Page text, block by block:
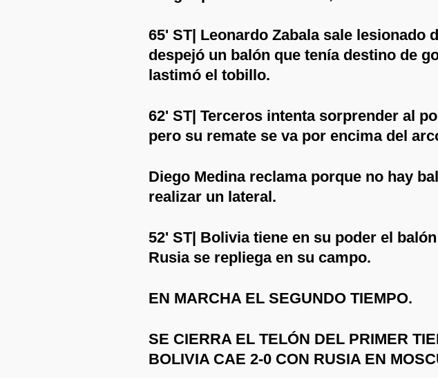
65' ST| Leonardo Zabala sale lesionado
despejó un balón que tenía destino de
lastimó el tobillo.
62' ST| Terceros intenta sorprender al
pero su remate se va por encima del
Diego Medina reclama porque no hay
realizar un lateral.
52' ST| Bolivia tiene en su poder el
Rusia se repliega en su campo.
EN MARCHA EL SEGUNDO TIEMPO.
SE CIERRA EL TELÓN DEL PRIMER
BOLIVIA CAE 2-0 CON RUSIA EN